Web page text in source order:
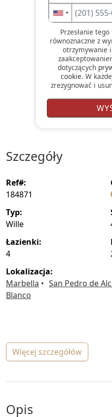
Przesłanie tego formularza jest
równoznaczne z
otrzymywanie
dotyczących
cookie. W
zrezygnować i
szczegóły
ref#:
184871
typ:
Wille
łazienki:
4
lokalizacja:
Marbella
San Pedro de
Blanco
więcej szczegółów
opis